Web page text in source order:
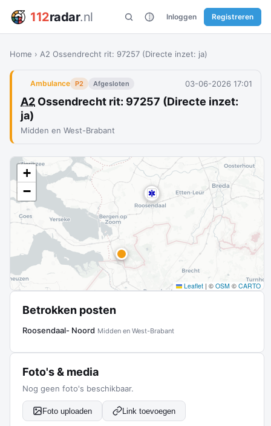
112radar.nl Inloggen Registreren
Home › A2 Ossendrecht rit: 97257 (Directe inzet: ja)
Ambulance P2 Afgesloten 03-06-2026 17:01
A2 Ossendrecht rit: 97257 (Directe inzet:
ja)
Midden en West-Brabant
+
−
Leaflet | © OSM © CARTO
Betrokken posten
Roosendaal- Noord Midden en West-Brabant
Foto's & media
Nog geen foto's beschikbaar.
Foto uploaden Link toevoegen